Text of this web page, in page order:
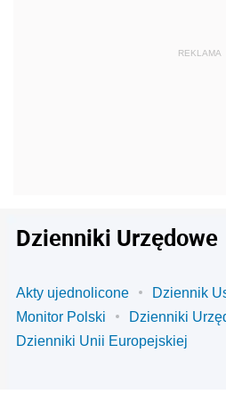
Dzienniki Urzędowe
Akty ujednolicone
Dziennik
Monitor Polski
Dzienniki
Dzienniki Unii Europejskiej